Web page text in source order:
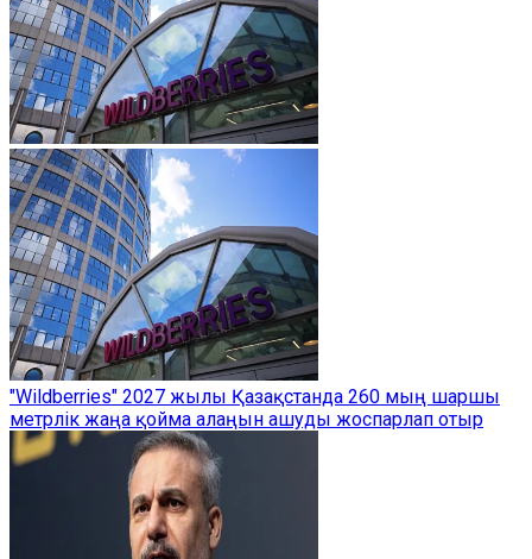
"Wildberries" 2027 жылы Қазақстанда 260 мың шаршы
метрлік жаңа қойма алаңын ашуды жоспарлап отыр